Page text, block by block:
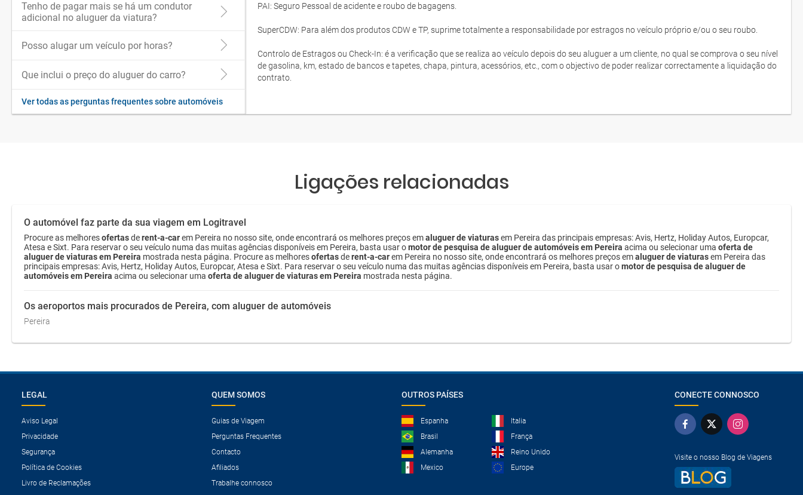
Tenho de pagar mais se há um condutor
adicional no aluguer da viatura?
Posso alugar um veículo por horas?
Que inclui o preço do aluguer do carro?
Ver todas as perguntas frequentes sobre automóveis
PAI: Seguro Pessoal de acidente e roubo de bagagens.
SuperCDW: Para além dos produtos CDW e TP, suprime totalmente a responsabilidade por estragos no veículo próprio e/ou o seu roubo.
Controlo de Estragos ou Check-In: é a verificação que se realiza ao veículo depois do seu aluguer a um cliente, no qual se comprova o seu nível
de gasolina, km, estado de bancos e tapetes, chapa, pintura, acessórios, etc., com o objectivo de poder realizar correctamente a liquidação do
contrato.
Ligações relacionadas
O automóvel faz parte da sua viagem em Logitravel
Procure as melhoresofertasderent-a-carem Pereira no nosso site, onde encontrará os melhores preços emaluguer de viaturasem Pereira das principais empresas: Avis, Hertz, Holiday Autos, Europcar,
Atesa e Sixt. Para reservar o seu veículo numa das muitas agências disponíveis em Pereira, basta usar omotor de pesquisa de aluguer de automóveis em Pereira acima ou selecionar uma oferta de
aluguer de viaturas em Pereira mostrada nesta página. Procure as melhoresofertasderent-a-carem Pereira no nosso site, onde encontrará os melhores preços emaluguer de viaturasem Pereira das
principais empresas: Avis, Hertz, Holiday Autos, Europcar, Atesa e Sixt. Para reservar o seu veículo numa das muitas agências disponíveis em Pereira, basta usar omotor de pesquisa de aluguer de
automóveis em Pereira acima ou selecionar uma oferta de aluguer de viaturas em Pereira mostrada nesta página.
Os aeroportos mais procurados de Pereira, com aluguer de automóveis
Pereira
LEGAL
Aviso Legal
Privacidade
Segurança
Política de Cookies
Livro de Reclamações
QUEM SOMOS
Guias de Viagem
Perguntas Frequentes
Contacto
Afiliados
Trabalhe connosco
OUTROS PAÍSES
Espanha
Italia
Brasil
França
Alemanha
Reino Unido
Mexico
Europe
CONECTE CONNOSCO
Visite o nosso Blog de Viagens